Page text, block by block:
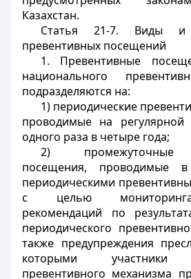
Казахстан.
Статья 21-7. Виды и
превентивных посещений
1. Превентивные
национального
подразделяются на:
1) периодические
проводимые на
одного раза в четыре года;
2) промежуточные
посещения, проводимые
периодическими
с целью
рекомендаций по
периодического
также предупреждения
которыми участники
превентивного механизма